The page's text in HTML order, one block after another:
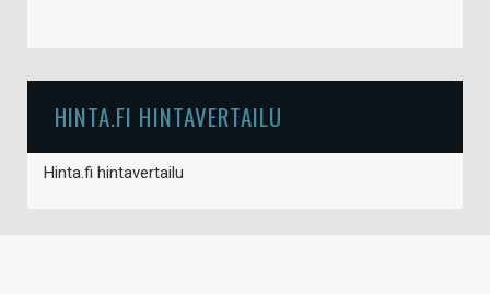
HINTA.FI HINTAVERTAILU
Hinta.fi hintavertailu